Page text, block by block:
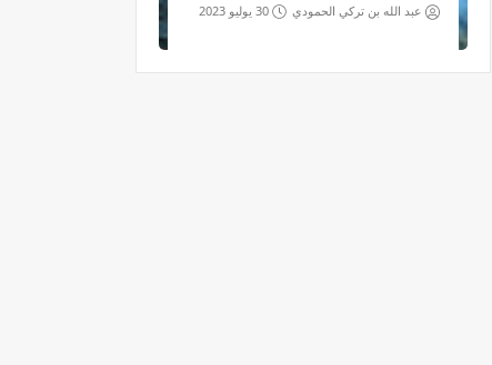
عبد الله بن تركي الحمودي 30 يوليو 2023